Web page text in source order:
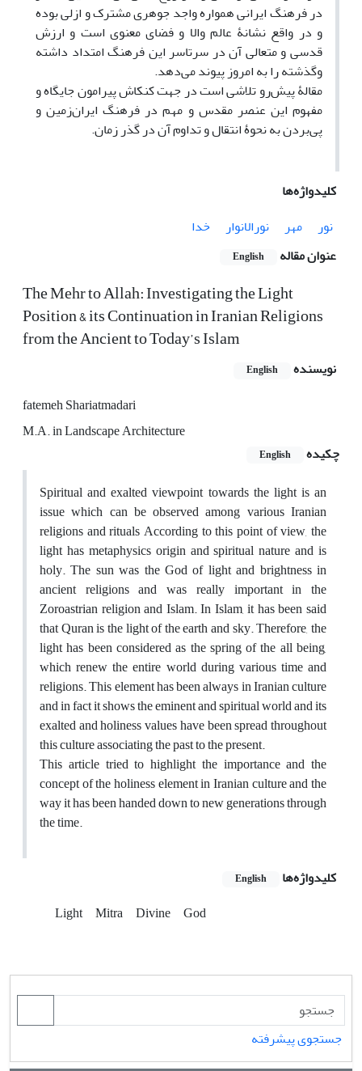
در فرهنگ ایرانی همواره واجد جوهری مشترک و ازلی بوده
و در واقع نشانۀ عالم والا و فضای معنوی است و ارزش
قدسی و متعالی آن در سرتاسر این فرهنگ امتداد داشته
وگذشته را به امروز پیوند می‌دهد.
مقالۀ پیش‌رو تلاشی است در جهت کنکاش پیرامون جایگاه و
مفهوم این عنصر مقدس و مهم در فرهنگ ایران‌زمین و
پی‌بردن به نحوۀ انتقال و تداوم آن در گذر زمان.
کلیدواژه‌ها
نور
مهر نورالانوار
خدا
عنوان مقاله
English
The Mehr to Allah: Investigating the Light
Position & its Continuation in Iranian Religions
from the Ancient to Today’s Islam
نویسنده English
fatemeh Shariatmadari
M.A. in Landscape Architecture
چکیده
English
Spiritual and exalted viewpoint towards the light is an
issue which can be observed among various Iranian
religions and rituals According to this point of view, the
light has metaphysics origin and spiritual nature and is
holy. The sun was the God of light and brightness in
ancient religions and was really important in the
Zoroastrian religion and Islam. In Islam, it has been said
that Quran is the light of the earth and sky. Therefore, the
light has been considered as the spring of the all being,
which renew the entire world during various time and
religions. This element has been always in Iranian culture
and in fact it shows the eminent and spiritual world and its
exalted and holiness values have been spread throughout
this culture associating the past to the present.
This article tried to highlight the importance and the
concept of the holiness element in Iranian culture and the
way it has been handed down to new generations through
the time.
کلیدواژه‌ها English
Light Mitra Divine God
جستجوی پیشرفته